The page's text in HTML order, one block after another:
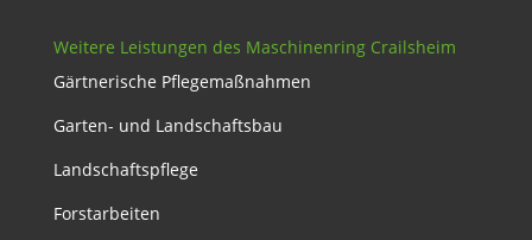
Weitere Leistungen des Maschinenring Crailsheim
Gärtnerische Pflegemaßnahmen
Garten- und Landschaftsbau
Landschaftspflege
Forstarbeiten